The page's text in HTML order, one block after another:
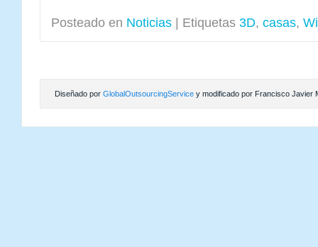
Posteado en Noticias Etiquetas 3D, casas,
Diseñado por GlobalOutsourcingService y modificado por Francisco Javier